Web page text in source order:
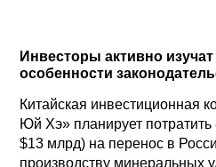
Инвесторы активно
особенности
Китайская инвестиционная
Юй Хэ» планирует
$13 млрд) на перенос в
производству минеральных